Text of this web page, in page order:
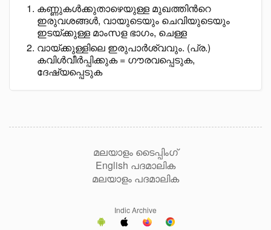
കണ്ണുകൾക്കുതാഴെയുള്ള മുഖത്തിൻറെ
ഇരുവശങ്ങൾ, വായുടെയും ചെവിയുടെയും
ഇടയ്ക്കുള്ള മാംസള ഭാഗം, ചെള്ള
വായ്ക്കുള്ളിലെ ഇരുപാർശ്വവും. (പ്ര.)
കവിൾവീർപ്പിക്കുക = ഗൗരവപ്പെടുക,
ദേഷ്യപ്പെടുക
മലയാളം ടൈപ്പിംഗ്
English പദമാലിക
മലയാളം പദമാലിക
Indic Archive